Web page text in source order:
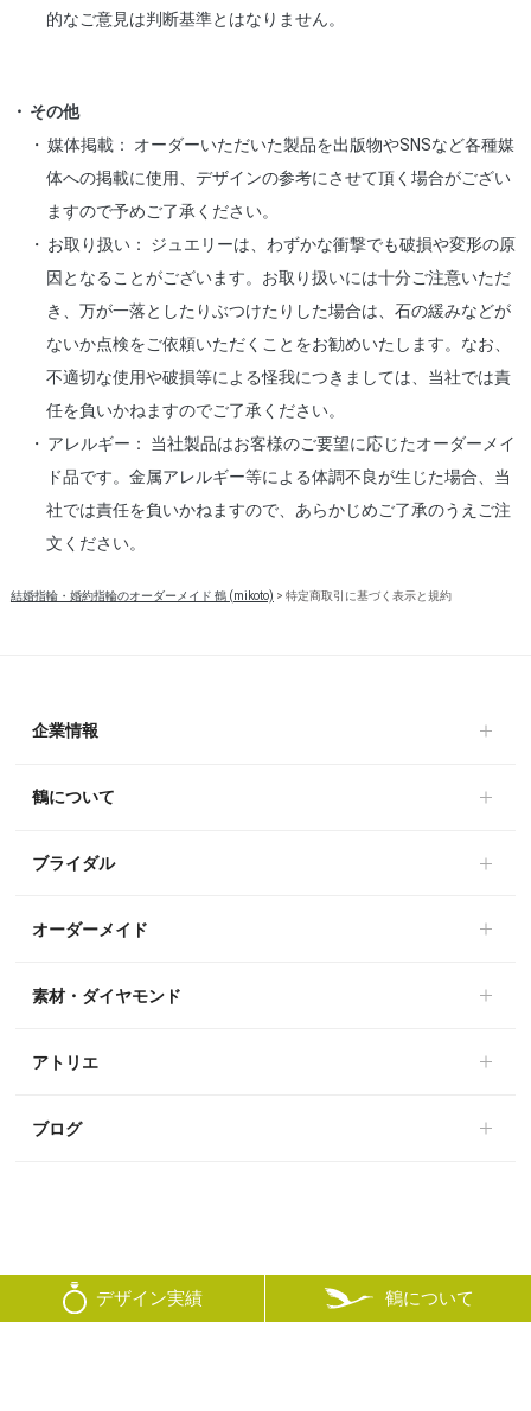
デザイン実績 鶴について
的なご意見は判断基準とはなりません。
その他
媒体掲載： オーダーいただいた製品を出版物やSNSなど各種媒
体への掲載に使用、デザインの参考にさせて頂く場合がござい
ますので予めご了承ください。
お取り扱い： ジュエリーは、わずかな衝撃でも破損や変形の原
因となることがございます。お取り扱いには十分ご注意いただ
き、万が一落としたりぶつけたりした場合は、石の緩みなどが
ないか点検をご依頼いただくことをお勧めいたします。なお、
不適切な使用や破損等による怪我につきましては、当社では責
任を負いかねますのでご了承ください。
アレルギー： 当社製品はお客様のご要望に応じたオーダーメイ
ド品です。金属アレルギー等による体調不良が生じた場合、当
社では責任を負いかねますので、あらかじめご了承のうえご注
文ください。
結婚指輪・婚約指輪のオーダーメイド 鶴 (mikoto) > 特定商取引に基づく表示と規約
企業情報
鶴について
ブライダル
オーダーメイド
素材・ダイヤモンド
アトリエ
ブログ
© mikoto